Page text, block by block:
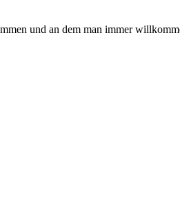
und an dem man immer